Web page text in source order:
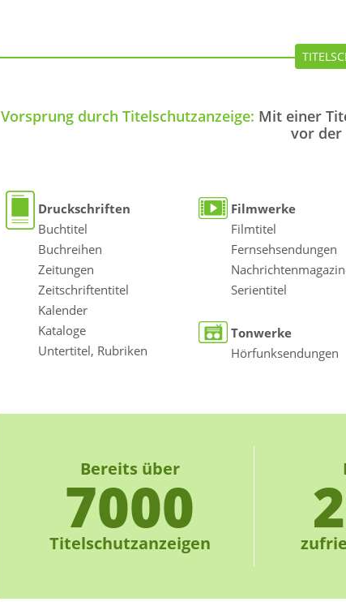
Vorsprung durch Titelschutzanzeige: Mit einer
vor der
Druckschriften
Buchtitel
Buchreihen
Zeitungen
Zeitschriftentitel
Kalender
Kataloge
Untertitel, Rubriken
Filmwerke
Filmtitel
Fernsehsendungen
Serientitel
Tonwerke
Hörfunksendungen
Bereits über
7000
Titelschutzanzeigen